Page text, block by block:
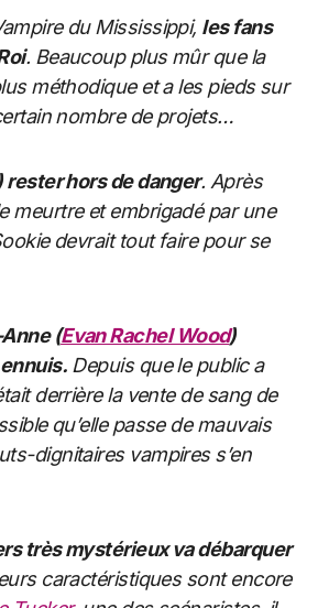
du Mississippi, les fans
. Beaucoup plus mûr que la
méthodique et a les pieds sur
nombre de projets…
hors de danger. Après
meurtre et embrigadé par une
devrait tout faire pour se
(Evan Rachel Wood)
Depuis que le public a
derrière la vente de sang de
qu’elle passe de mauvais
dignitaires vampires s’en
très mystérieux va débarquer
caractéristiques sont encore